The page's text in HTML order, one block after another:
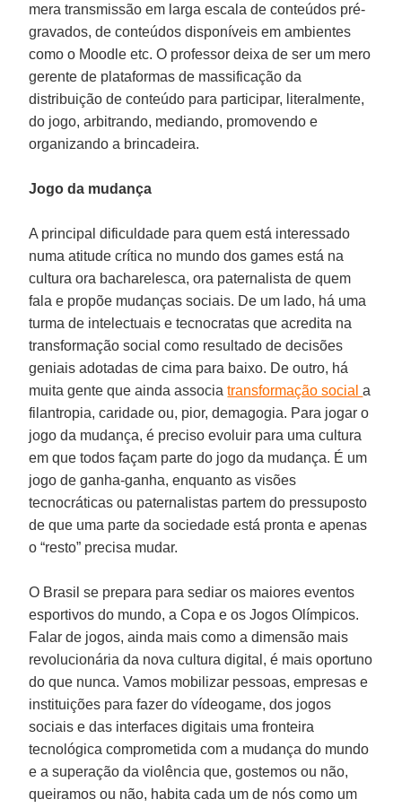
mera transmissão em larga escala de conteúdos pré-
gravados, de conteúdos disponíveis em ambientes
como o Moodle etc. O professor deixa de ser um mero
gerente de plataformas de massificação da
distribuição de conteúdo para participar, literalmente,
do jogo, arbitrando, mediando, promovendo e
organizando a brincadeira.
Jogo da mudança
A principal dificuldade para quem está interessado
numa atitude crítica no mundo dos games está na
cultura ora bacharelesca, ora paternalista de quem
fala e propõe mudanças sociais. De um lado, há uma
turma de intelectuais e tecnocratas que acredita na
transformação social como resultado de decisões
geniais adotadas de cima para baixo. De outro, há
muita gente que ainda associatransformação sociala
filantropia, caridade ou, pior, demagogia. Para jogar o
jogo da mudança, é preciso evoluir para uma cultura
em que todos façam parte do jogo da mudança. É um
jogo de ganha-ganha, enquanto as visões
tecnocráticas ou paternalistas partem do pressuposto
de que uma parte da sociedade está pronta e apenas
o “resto” precisa mudar.
O Brasil se prepara para sediar os maiores eventos
esportivos do mundo, a Copa e os Jogos Olímpicos.
Falar de jogos, ainda mais como a dimensão mais
revolucionária da nova cultura digital, é mais oportuno
do que nunca. Vamos mobilizar pessoas, empresas e
instituições para fazer do vídeogame, dos jogos
sociais e das interfaces digitais uma fronteira
tecnológica comprometida com a mudança do mundo
e a superação da violência que, gostemos ou não,
queiramos ou não, habita cada um de nós como um